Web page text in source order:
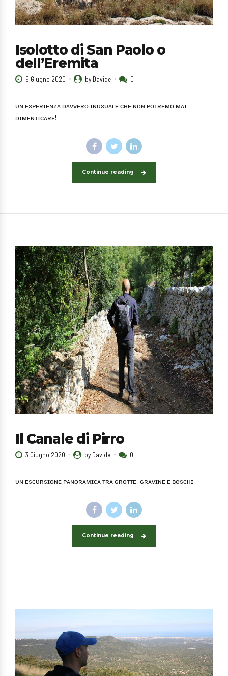
Isolotto di San Paolo o
dell’Eremita
9 Giugno 2020 by Davide 0
ᴜɴ'ᴇsᴘᴇʀɪᴇɴᴢᴀ ᴅᴀᴠᴠᴇʀᴏ ɪɴᴜsᴜᴀʟᴇ ᴄʜᴇ ɴᴏɴ ᴘᴏᴛʀᴇᴍᴏ ᴍᴀɪ
ᴅɪᴍᴇɴᴛɪᴄᴀʀᴇ!
Continue reading
Il Canale di Pirro
3 Giugno 2020 by Davide 0
ᴜɴ'ᴇsᴄᴜʀsɪᴏɴᴇ ᴘᴀɴᴏʀᴀᴍɪᴄᴀ ᴛʀᴀ ɢʀᴏᴛᴛᴇ, ɢʀᴀᴠɪɴᴇ ᴇ ʙᴏsᴄʜɪ!
Continue reading